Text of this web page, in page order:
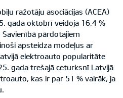
ražotāju asociācijas (ACEA)
gada oktobrī veidoja 16,4 %
pārdotajiem
apsteidza modeļus ar
elektroauto popularitāte
gada trešajā ceturksnī Latvijā
kas ir par 51 % vairāk, ja